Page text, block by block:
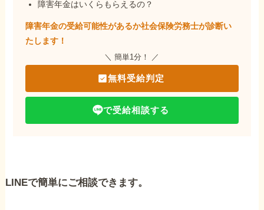
障害年金はいくらもらえるの？
障害年金の受給可能性があるか社会保険労務士が診断い
たします！
＼ 簡単1分！ ／
無料受給判定
で受給相談する
LINEで簡単にご相談できます。